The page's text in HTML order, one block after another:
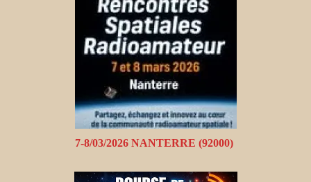
7-8/03/2026 NANTERRE (92000)